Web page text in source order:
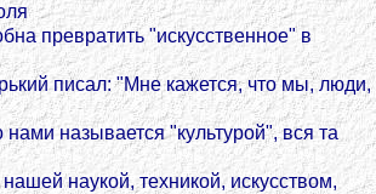
превратить "искусственное" в
писал: "Мне кажется, что мы, люди,
нами называется "культурой", вся та
наукой, техникой, искусством,